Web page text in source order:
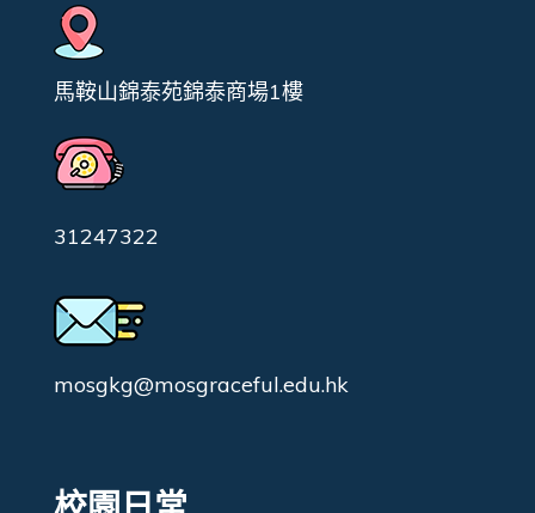
馬鞍山錦泰苑錦泰商場1樓
31247322
mosgkg@mosgraceful.edu.hk